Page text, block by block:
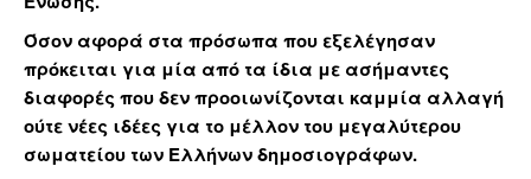
Όσον αφορά στα πρόσωπα που εξελέγησαν
πρόκειται για μία από τα ίδια με ασήμαντες
διαφορές που δεν προοιωνίζονται καμμία αλλαγή
ούτε νέες ιδέες για το μέλλον του μεγαλύτερου
σωματείου των Ελλήνων δημοσιογράφων.